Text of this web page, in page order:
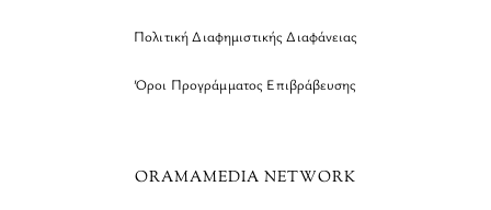
Πολιτική Διαφημιστικής Διαφάνειας
Όροι Προγράμματος Επιβράβευσης
ORAMAMEDIA NETWORK